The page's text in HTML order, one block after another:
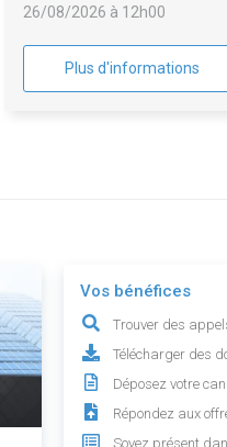
26/08/2026 à 12h00
Plus d'informations
Vos bénéfices
Trouver des
Télécharger des
Déposez votre
Répondez aux
Soyez présent